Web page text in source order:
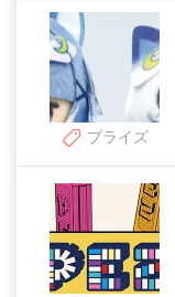
プライズ